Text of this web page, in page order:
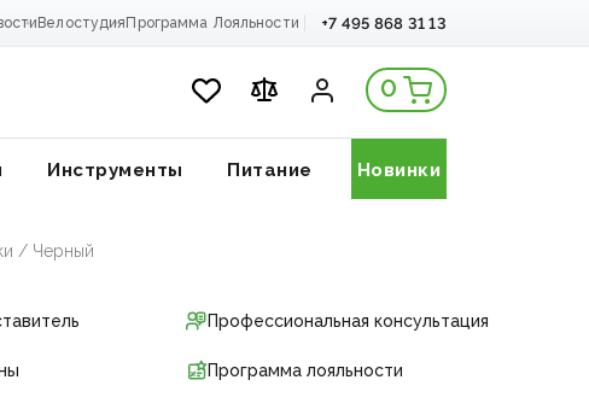
Велостудия Программа Лояльности +7 495 868 31 13
0
Инструменты Питание Новинки
/ Черный
Профессиональная консультация
Программа лояльности